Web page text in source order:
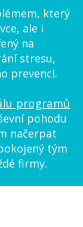
který
ale i
na
stresu,
prevenci.
programů
pohodu
načerpat
tým
firmy.